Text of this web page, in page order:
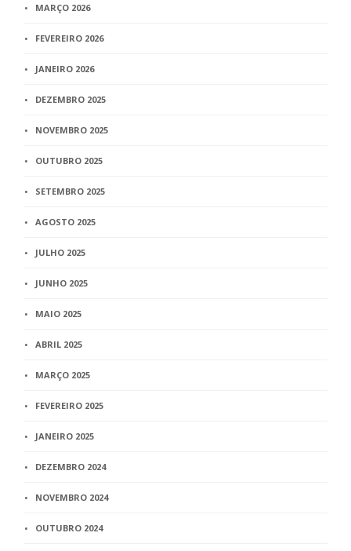
MARÇO 2026
FEVEREIRO 2026
JANEIRO 2026
DEZEMBRO 2025
NOVEMBRO 2025
OUTUBRO 2025
SETEMBRO 2025
AGOSTO 2025
JULHO 2025
JUNHO 2025
MAIO 2025
ABRIL 2025
MARÇO 2025
FEVEREIRO 2025
JANEIRO 2025
DEZEMBRO 2024
NOVEMBRO 2024
OUTUBRO 2024